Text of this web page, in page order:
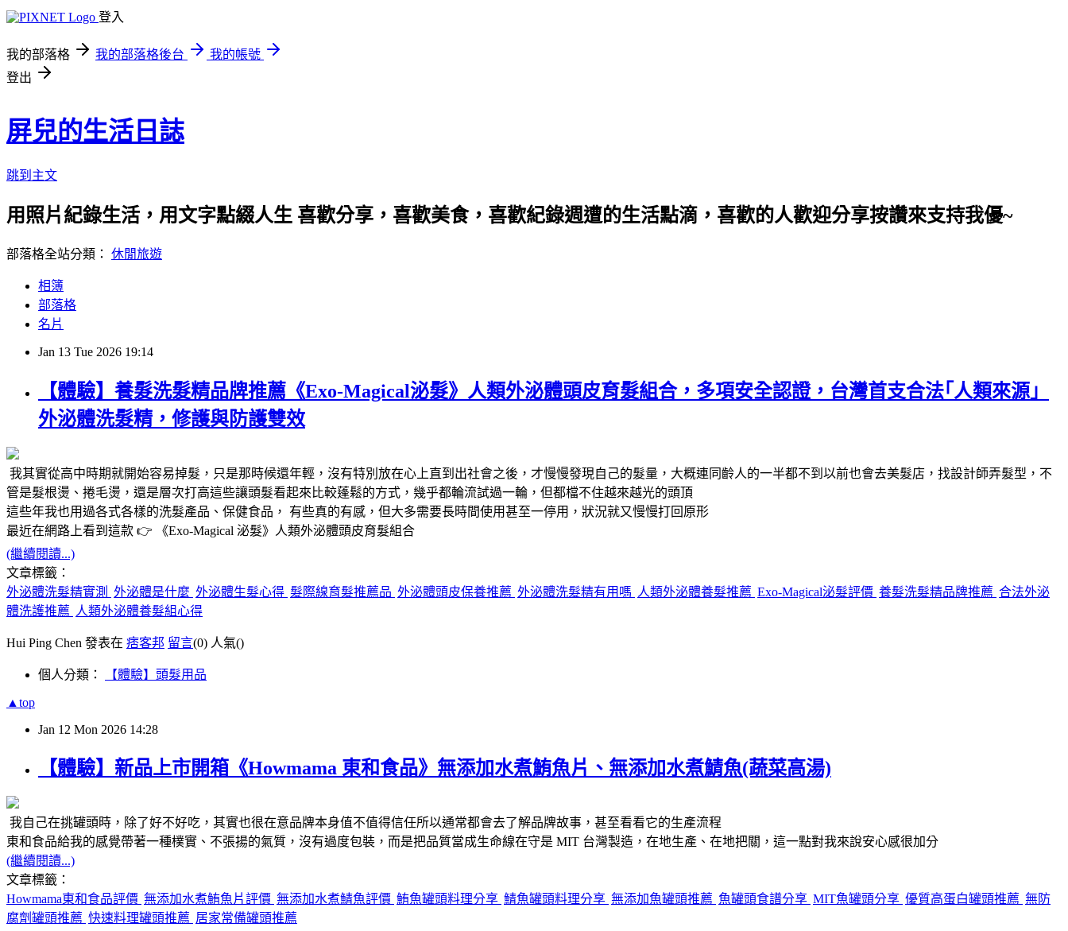
登入
我的部落格 我的部落格後台
我的帳號
登出
屏兒的生活日誌
跳到主文
用照片紀錄生活，用文字點綴人生 喜歡分享，喜歡美食，喜歡紀錄週遭的生活點滴，喜歡的人歡迎分享按讚來支持我優~
部落格全站分類： 休閒旅遊
相簿
部落格
名片
Jan 13 Tue 2026 19:14
【體驗】養髮洗髮精品牌推薦《Exo-Magical泌髮》人類外泌體頭皮育髮組合，多項安全認證，台灣首支合法｢人類來源」
外泌體洗髮精，修護與防護雙效
我其實從高中時期就開始容易掉髮，只是那時候還年輕，沒有特別放在心上直到出社會之後，才慢慢發現自己的髮量，大概連同齡人的一半都不到以前也會去美髮店，找設計師弄髮型，不
管是髮根燙、捲毛燙，還是層次打高這些讓頭髮看起來比較蓬鬆的方式，幾乎都輪流試過一輪，但都檔不住越來越光的頭頂
這些年我也用過各式各樣的洗髮產品、保健食品， 有些真的有感，但大多需要長時間使用甚至一停用，狀況就又慢慢打回原形
最近在網路上看到這款 👉
《Exo-Magical 泌髮》人類外泌體頭皮育髮組合
(繼續閱讀...)
文章標籤：
外泌體洗髮精實測
外泌體是什麼 外泌體生髮心得 髮際線育髮推薦品 外泌體頭皮保養推薦 外泌體洗髮精有用嗎 人類外泌體養髮推薦 Exo-Magical泌髮評價 養髮洗髮精品牌推薦 合法外泌
體洗護推薦 人類外泌體養髮組心得
Hui Ping Chen 發表在 痞客邦 留言(0) 人氣()
個人分類： 【體驗】頭髮用品
▲top
Jan 12 Mon 2026 14:28
【體驗】新品上市開箱《Howmama 東和食品》無添加水煮鮪魚片、無添加水煮鯖魚(蔬菜高湯)
我自己在挑罐頭時，除了好不好吃，其實也很在意品牌本身值不值得信任所以通常都會去了解品牌故事，甚至看看它的生產流程
東和食品給我的感覺帶著一種樸實、不張揚的氣質，沒有過度包裝，而是把品質當成生命線在守是 MIT 台灣製造，在地生產、在地把關，這一點對我來說安心感很加分
(繼續閱讀...)
文章標籤：
Howmama東和食品評價 無添加水煮鮪魚片評價 無添加水煮鯖魚評價 鮪魚罐頭料理分享 鯖魚罐頭料理分享 無添加魚罐頭推薦 魚罐頭食譜分享 MIT魚罐頭分享 優質高蛋白罐頭推薦 無防
腐劑罐頭推薦 快速料理罐頭推薦 居家常備罐頭推薦